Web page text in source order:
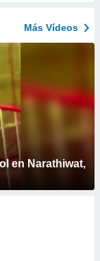
Más Vídeos
en Narathiwat,